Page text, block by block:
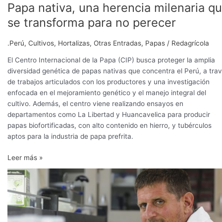
Papa nativa, una herencia milenaria
se transforma para no perecer
.Perú, Cultivos, Hortalizas, Otras Entradas, Papas / Redagrícola
El Centro Internacional de la Papa (CIP) busca proteger la amplia
diversidad genética de papas nativas que concentra el Perú, a
de trabajos articulados con los productores y una investigación
enfocada en el mejoramiento genético y el manejo integral del
cultivo. Además, el centro viene realizando ensayos en
departamentos como La Libertad y Huancavelica para producir
papas biofortificadas, con alto contenido en hierro, y tubérculos
aptos para la industria de papa prefrita.
Leer más »
“Con
bioinformática
se
pueden